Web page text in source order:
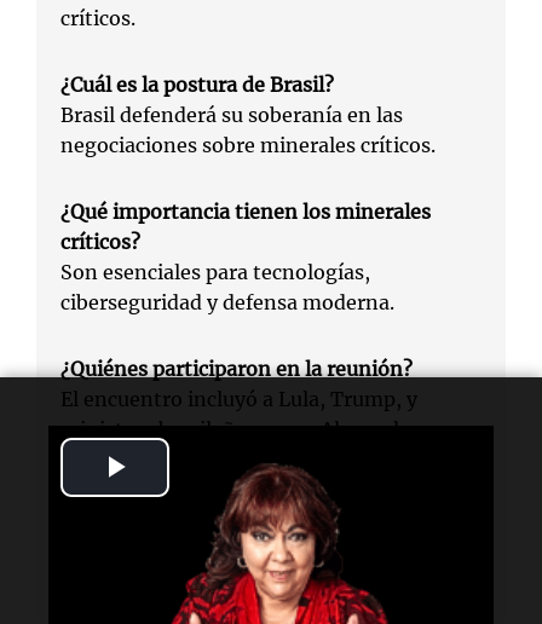
Video
críticos.
¿Cuál es la postura de Brasil?
Brasil defenderá su soberanía en las
negociaciones sobre minerales críticos.
¿Qué importancia tienen los minerales
críticos?
Son esenciales para tecnologías,
ciberseguridad y defensa moderna.
¿Quiénes participaron en la reunión?
El encuentro incluyó a Lula, Trump, y
ministros brasileños como Alexandre
Silveira.
¿Qué marco regulatorio fue aprobado?
Se aprobó un nuevo marco para la
explotación de minerales críticos en Brasil.